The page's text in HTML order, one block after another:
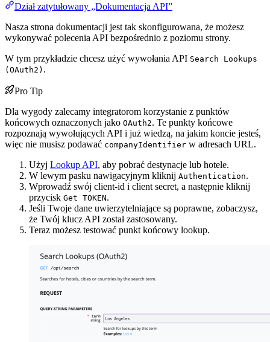
Dział zatytułowany „Dokumentacja API”
Nasza strona dokumentacji jest tak skonfigurowana, że możesz
wykonywać polecenia API bezpośrednio z poziomu strony.
W tym przykładzie chcesz użyć wywołania API Search Lookups
(OAuth2) .
Pro Tip
Dla wygody zalecamy integratorom korzystanie z punktów
końcowych oznaczonych jako OAuth2. Te punkty końcowe
rozpoznają wywołujących API i już wiedzą, na jakim koncie jesteś,
więc nie musisz podawać companyIdentifier w adresach URL.
Użyj Lookup API, aby pobrać destynacje lub hotele.
W lewym pasku nawigacyjnym kliknij Authentication.
Wprowadź swój client-id i client secret, a następnie kliknij
przycisk Get TOKEN.
Jeśli Twoje dane uwierzytelniające są poprawne, zobaczysz,
że Twój klucz API został zastosowany.
Teraz możesz testować punkt końcowy lookup.